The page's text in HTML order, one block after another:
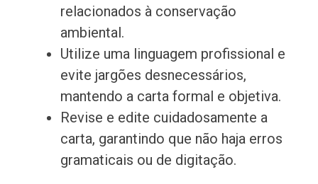
relacionados à conservação
ambiental.
Utilize uma linguagem profissional e
evite jargões desnecessários,
mantendo a carta formal e objetiva.
Revise e edite cuidadosamente a
carta, garantindo que não haja erros
gramaticais ou de digitação.